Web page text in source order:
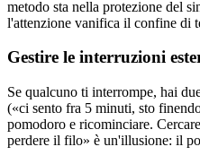
metodo sta nella protezione del
l'attenzione vanifica il confine di
Gestire le interruzioni
Se qualcuno ti interrompe, hai
(«ci sento fra 5 minuti, sto
pomodoro e ricominciare.
perdere il filo» è un'illusione: il